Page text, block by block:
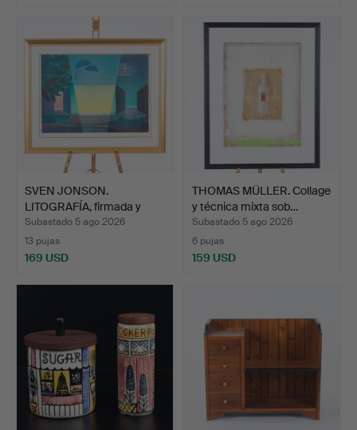
SVEN JONSON.
LITOGRAFÍA, firmada y
numerad…
Subastado 5 ago 2026
13 pujas
169 USD
THOMAS MÜLLER. Collage
y técnica mixta sob…
Subastado 5 ago 2026
6 pujas
159 USD